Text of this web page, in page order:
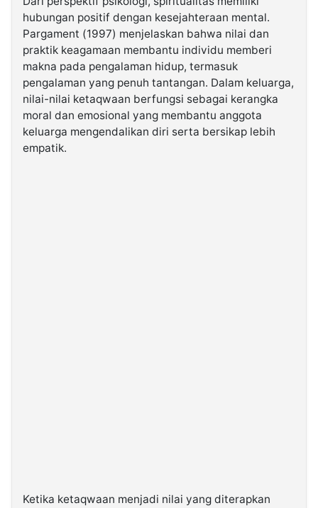
hubungan positif dengan kesejahteraan mental.
Pargament (1997) menjelaskan bahwa nilai dan
praktik keagamaan membantu individu memberi
makna pada pengalaman hidup, termasuk
pengalaman yang penuh tantangan. Dalam keluarga,
nilai-nilai ketaqwaan berfungsi sebagai kerangka
moral dan emosional yang membantu anggota
keluarga mengendalikan diri serta bersikap lebih
empatik.
Ketika ketaqwaan menjadi nilai yang diterapkan